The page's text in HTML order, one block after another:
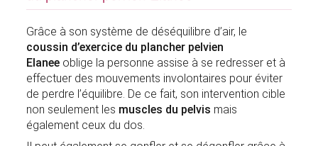
Grâce à son système de déséquilibre d’air, le
coussin d’exercice du plancher pelvien
Elanee oblige la personne assise à se redresser et à
effectuer des mouvements involontaires pour éviter
de perdre l’équilibre. De ce fait, son intervention cible
non seulement les muscles du pelvis mais
également ceux du dos.